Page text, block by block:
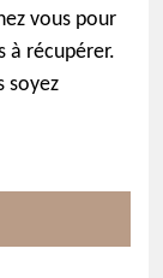
vous pour
à récupérer.
soyez